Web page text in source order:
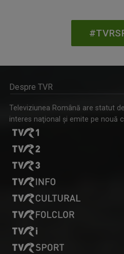
Despre TVR
Televiziunea Română are statut
interes naţional şi emite pe nouă